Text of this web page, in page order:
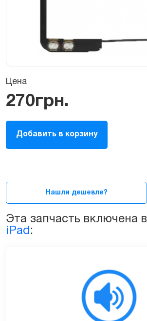
Цена
270грн.
Динамик
(бузер)
для
Добавить в корзину
Нашли дешевле?
Эта запчасть включена в
iPad :